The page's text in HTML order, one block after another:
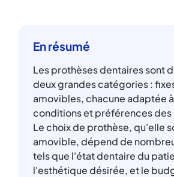
En résumé
Les prothèses dentaires sont
deux grandes catégories :
amovibles, chacune adaptée
conditions et préférences des
Le choix de prothèse, qu'elle
amovible, dépend de
tels que l'état dentaire du
l'esthétique désirée, et le